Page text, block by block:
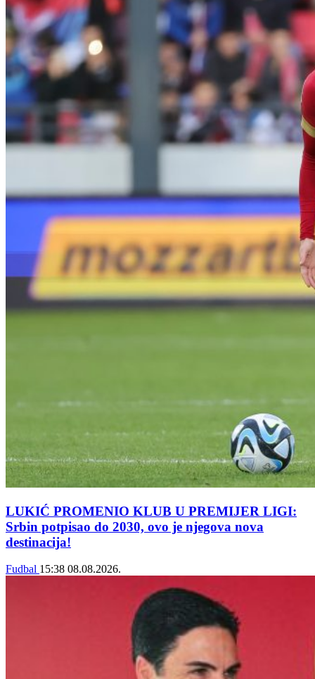
LUKIĆ PROMENIO KLUB U PREMIJER LIGI:
Srbin potpisao do 2030, ovo je njegova nova
destinacija!
Fudbal 15:38 08.08.2026.